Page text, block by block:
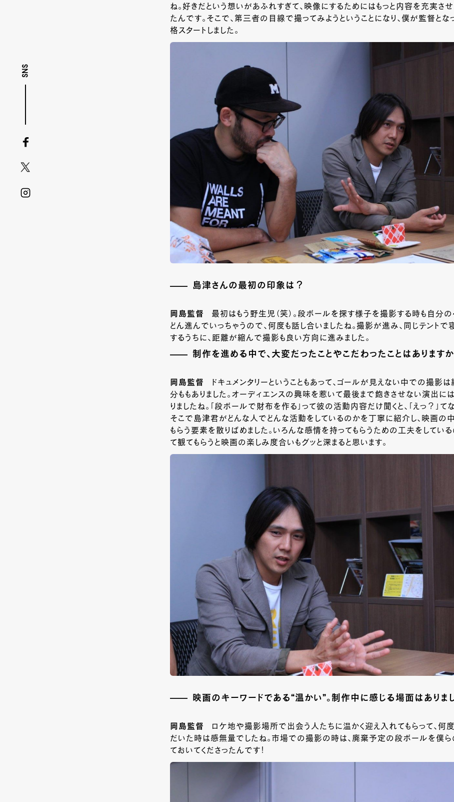
SNS
ね。好きだという想いがあふれすぎて、映像にするためにはもっと内容を充実さ
たんです。そこで、第三者の目線で撮ってみようということになり、僕が監督と
格スタートしました。
島津さんの最初の印象は？
岡島監督
最初はもう野生児（笑）。段ボールを探す様子を撮影する時も自分
どん進んでいっちゃうので、何度も話し合いましたね。撮影が進み、同じテントで
するうちに、距離が縮んで撮影も良い方向に進みました。
制作を進める中で、大変だったことやこだわったことはありますか
岡島監督
ドキュメンタリーということもあって、ゴールが見えない中での撮影
分ももありました。オーディエンスの興味を惹いて最後まで飽きさせない演出に
りましたね。「段ボールで財布を作る」って彼の活動内容だけ聞くと、「えっ？」てな
そこで島津君がどんな人でどんな活動をしているのかを丁寧に紹介し、映画の
もらう要素を散りばめました。いろんな感情を持ってもらうための工夫をしている
て観てもらうと映画の楽しみ度合いもグッと深まると思います。
映画のキーワードである“温かい”。制作中に感じる場面はありま
岡島監督
ロケ地や撮影場所で出会う人たちに温かく迎え入れてもらって、何
だいた時は感無量でしたね。市場での撮影の時は、廃棄予定の段ボールを僕ら
ておいてくださったんです！